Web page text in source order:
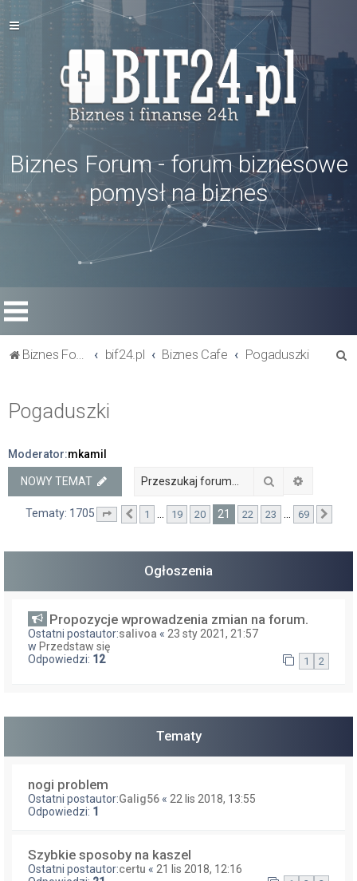
Biznes Forum - forum biznesowe
pomysł na biznes
Biznes Forum bif24.pl Biznes Cafe Pogaduszki
Pogaduszki
Moderator:mkamil
NOWY TEMAT Szukaj
Tematy: 1705 Strona 21 z 69
Poprzednia
1 19 20 21 22 23 69
Ogłoszenia
Propozycje wprowadzenia zmian na forum.
Ostatni postautor:salivoa « 23 sty 2021, 21:57
w Przedstaw się
Odpowiedzi: 12 1 2
Tematy
nogi problem
Ostatni postautor:Galig56 « 22 lis 2018, 13:55
Odpowiedzi: 1
Szybkie sposoby na kaszel
Ostatni postautor:certu « 21 lis 2018, 12:16